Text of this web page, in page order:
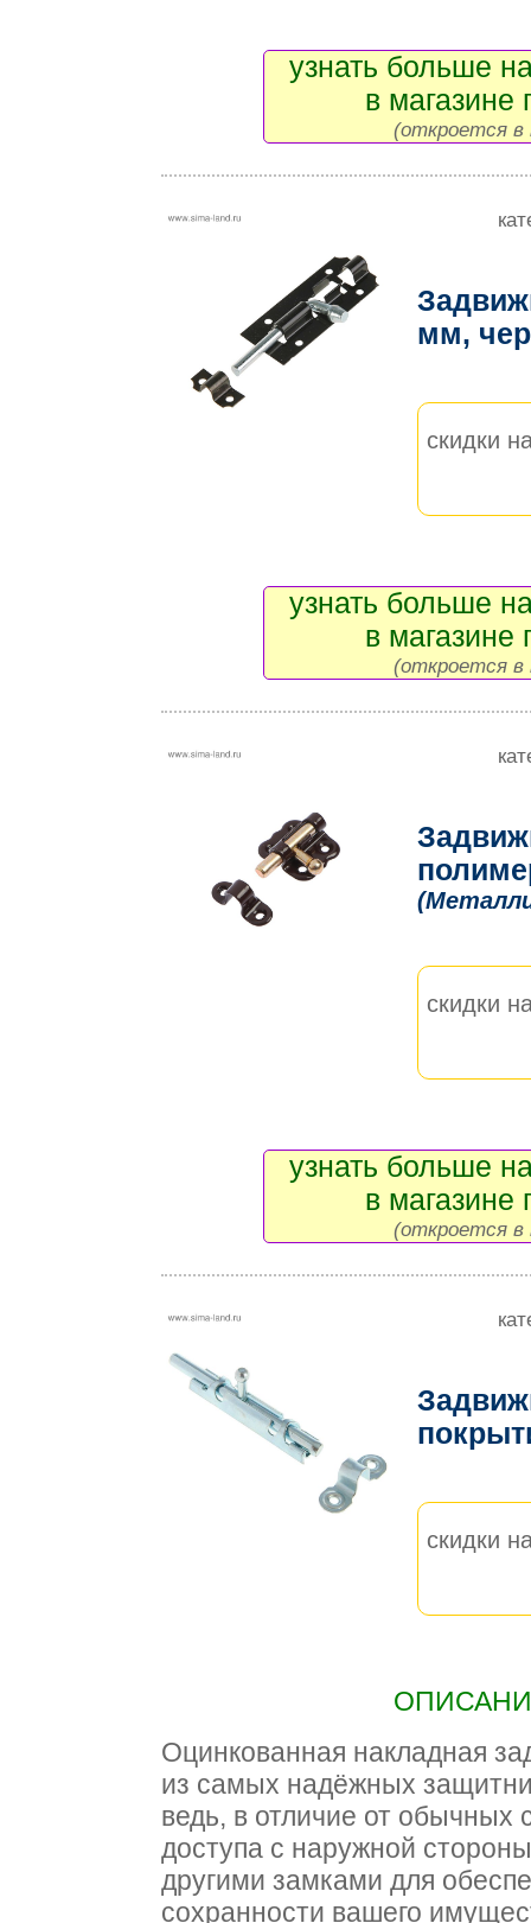
узнать больше
в магазине
(откроется в
мм,
скидки
узнать больше
в магазине
(откроется в
скидки
узнать больше
в магазине
(откроется в
скидки
Оцинкованная накладная
из самых надёжных
ведь, в отличие от обычных
доступа с наружной
другими замками для
сохранности вашего